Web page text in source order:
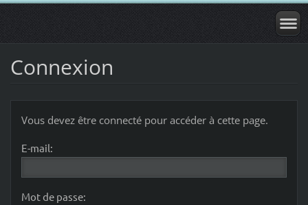
Connexion
Vous devez être connecté pour accéder à cette page.
E-mail:
Mot de passe: